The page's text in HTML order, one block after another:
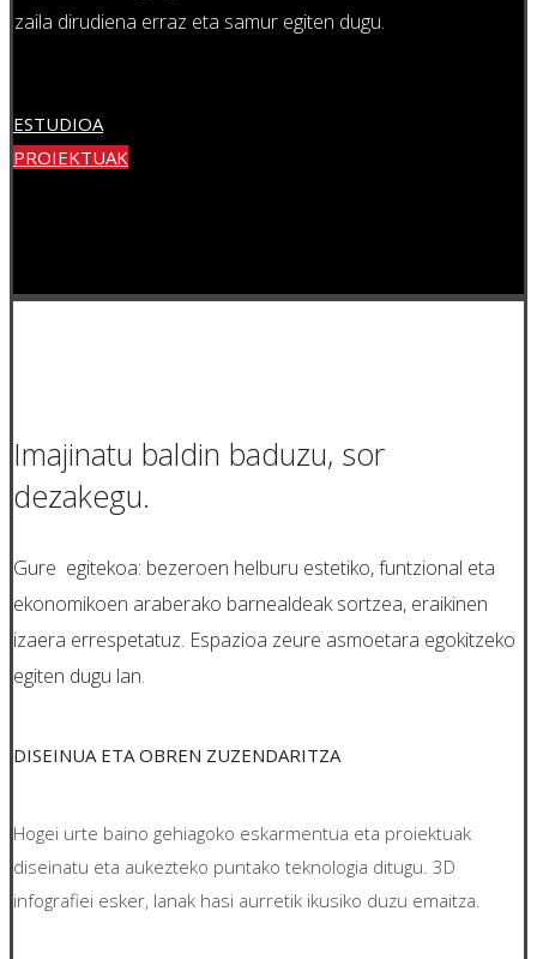
zaila dirudiena erraz eta samur egiten dugu.
ESTUDIOA
PROIEKTUAK
Imajinatu baldin baduzu, sor
dezakegu.
Gure egitekoa: bezeroen helburu estetiko, funtzional eta
ekonomikoen araberako barnealdeak sortzea, eraikinen
izaera errespetatuz. Espazioa zeure asmoetara egokitzeko
egiten dugu lan.
DISEINUA ETA OBREN ZUZENDARITZA
Hogei urte baino gehiagoko eskarmentua eta proiektuak
diseinatu eta aukezteko puntako teknologia ditugu. 3D
infografiei esker, lanak hasi aurretik ikusiko duzu emaitza.